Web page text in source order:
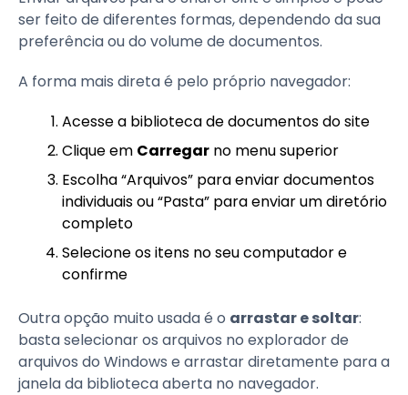
ser feito de diferentes formas, dependendo da sua
preferência ou do volume de documentos.
A forma mais direta é pelo próprio navegador:
Acesse a biblioteca de documentos do site
Clique em Carregar no menu superior
Escolha “Arquivos” para enviar documentos
individuais ou “Pasta” para enviar um diretório
completo
Selecione os itens no seu computador e
confirme
Outra opção muito usada é o arrastar e soltar:
basta selecionar os arquivos no explorador de
arquivos do Windows e arrastar diretamente para a
janela da biblioteca aberta no navegador.